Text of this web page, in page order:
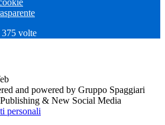
375 volte
and powered by Gruppo Spaggiari
& New Social Media
personali